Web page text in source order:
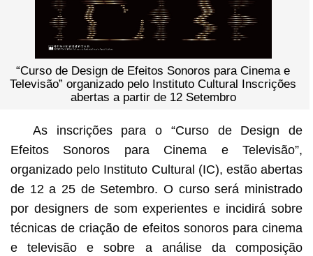
“Curso de Design de Efeitos Sonoros para Cinema e
Televisão” organizado pelo Instituto Cultural Inscrições
abertas a partir de 12 Setembro
As inscrições para o “Curso de Design de
Efeitos Sonoros para Cinema e Televisão”,
organizado pelo Instituto Cultural (IC), estão abertas
de 12 a 25 de Setembro. O curso será ministrado
por designers de som experientes e incidirá sobre
técnicas de criação de efeitos sonoros para cinema
e televisão e sobre a análise da composição